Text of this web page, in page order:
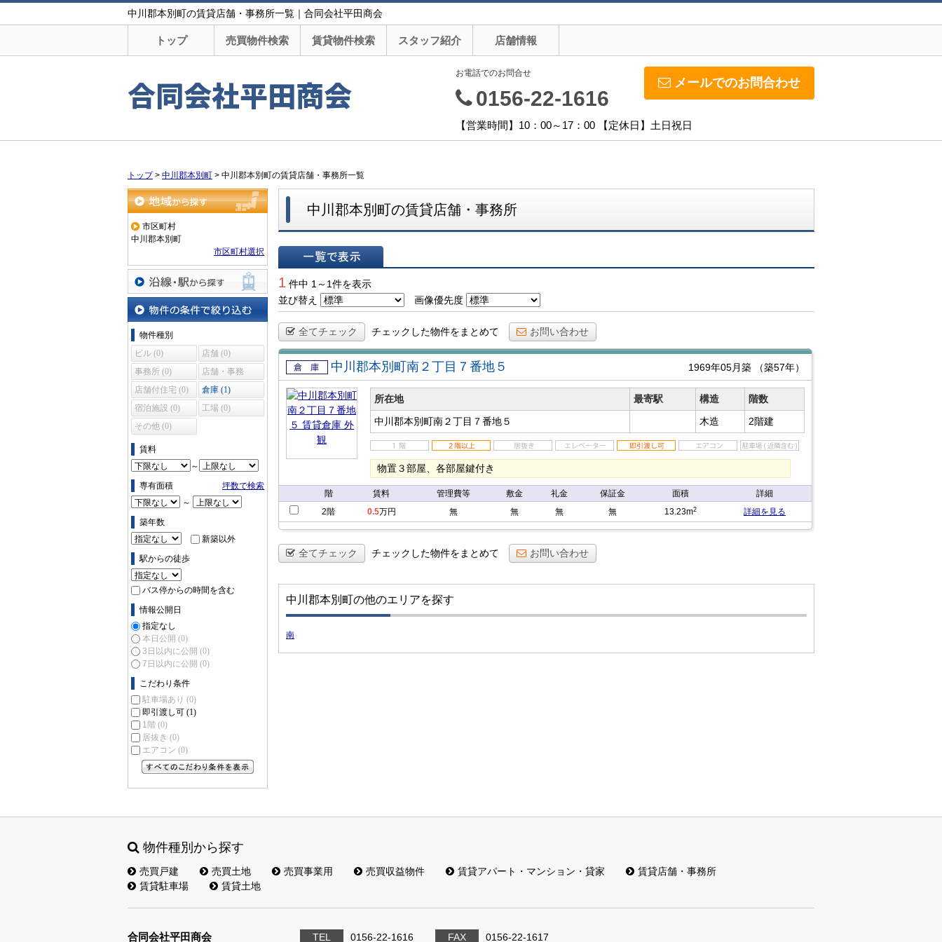
中川郡本別町の賃貸店舗・事務所一覧｜合同会社平田商会
トップ 売買物件検索 賃貸物件検索 スタッフ紹介 店舗情報
合同会社平田商会 メールでのお問合わせ
お電話でのお問合せ
0156-22-1616
【営業時間】10：00～17：00 【定休日】土日祝日
トップ> 中川郡本別町 > 中川郡本別町の賃貸店舗・事務所一覧
地域から探す
市区町村
中川郡本別町
市区町村選択
沿線・駅から探す
物件の条件で絞り込む
物件種別
ビル (0)
店舗 (0)
事務所 (0)
店舗・事務
所 (0)
店舗付住宅 (0)
倉庫 (1)
宿泊施設 (0)
工場 (0)
その他 (0)
賃料
～
専有面積
坪数で検索
～
築年数
新築以外
駅からの徒歩
バス停からの時間を含む
情報公開日
指定なし
本日公開 (0)
3日以内に公開 (0)
7日以内に公開 (0)
こだわり条件
駐車場あり (0)
即引渡し可 (1)
1階 (0)
居抜き (0)
エアコン (0)
中川郡本別町の賃貸店舗・事務所
1 件中 1～1件を表示
並び替え
画像優先度
全てチェック チェックした物件をまとめて お問い合わせ
賃貸倉庫
中川郡本別町南２丁目７番地５ 1969年05月築 （築57年）
所在地 最寄駅 構造
階数
中川郡本別町南２丁目７番地５
木造 2階建
物置３部屋、各部屋鍵付き
階 賃料 管理費等 敷金 礼金 保証金 面積
詳細
2階
0.5万円 無 無 無 無 13.23m2 詳細を見る
全てチェック チェックした物件をまとめて お問い合わせ
中川郡本別町の他のエリアを探す
南
物件種別から探す
売買戸建 売買土地 売買事業用 売買収益物件 賃貸アパート・マンション・貸家
賃貸店舗・事務所
賃貸駐車場
賃貸土地
合同会社平田商会 TEL 0156-22-1616 FAX 0156-22-1617